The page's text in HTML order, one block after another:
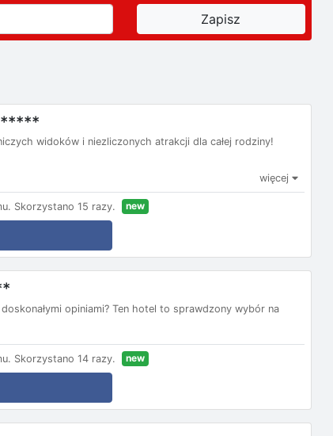
*****
widoków i niezliczonych atrakcji dla całej rodziny!
więcej
Skorzystano 15 razy. new
opiniami? Ten hotel to sprawdzony wybór na
Skorzystano 14 razy. new